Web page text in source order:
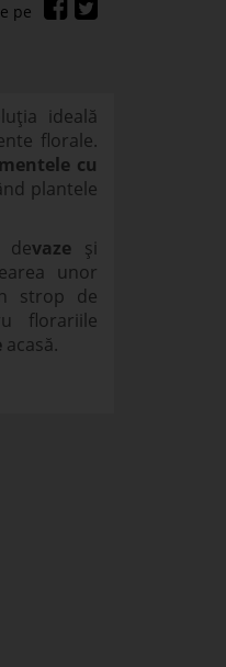
ideală
florale.
cu
plantele
devazeși
unor
strop de
florariile
acasă.